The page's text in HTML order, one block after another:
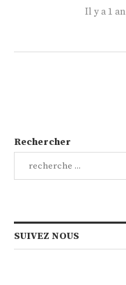
Il y a 1 an
Rechercher
SUIVEZ NOUS